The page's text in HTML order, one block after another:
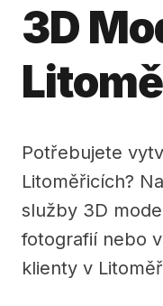
3D
Potřebujete
Litoměřicích?
služby 3D
fotografií nebo
klienty v